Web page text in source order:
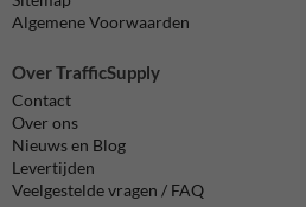
Algemene Voorwaarden
Over TrafficSupply
Contact
Over ons
Nieuws en Blog
Levertijden
Veelgestelde vragen / FAQ